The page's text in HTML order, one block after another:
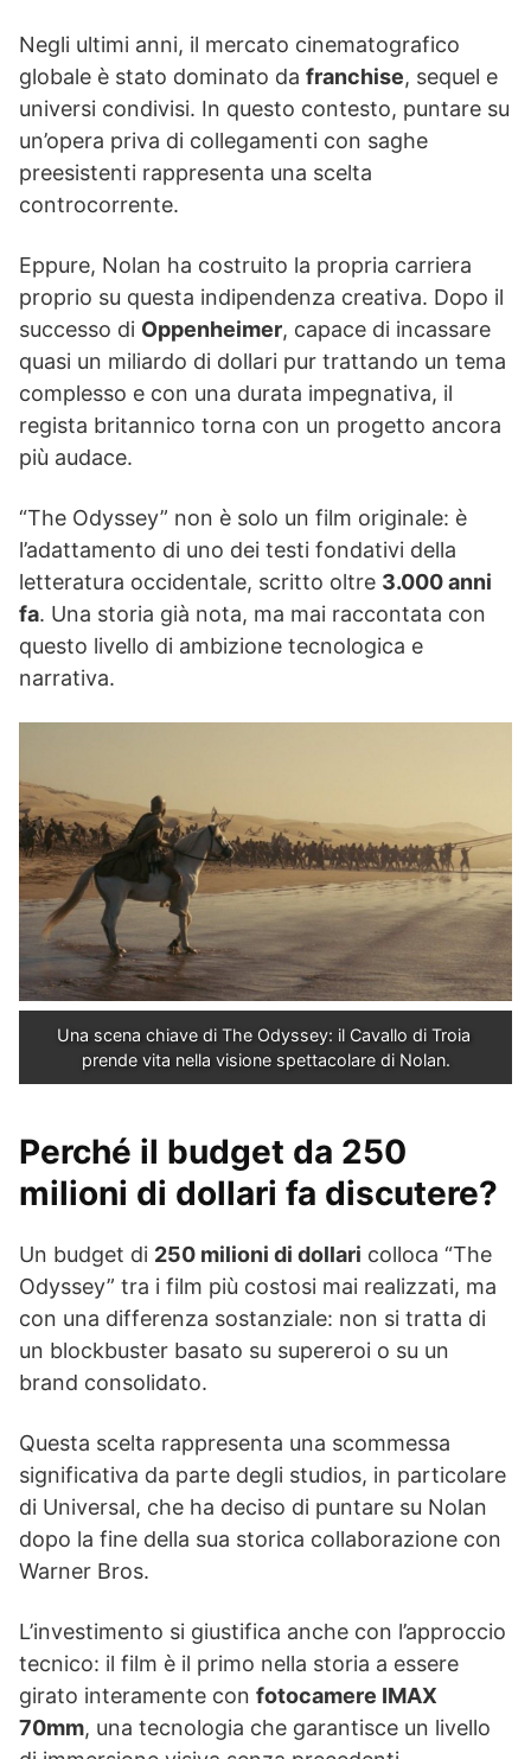
Negli ultimi anni, il mercato cinematografico
globale è stato dominato da franchise, sequel e
universi condivisi. In questo contesto, puntare su
un’opera priva di collegamenti con saghe
preesistenti rappresenta una scelta
controcorrente.
Eppure, Nolan ha costruito la propria carriera
proprio su questa indipendenza creativa. Dopo il
successo di Oppenheimer, capace di incassare
quasi un miliardo di dollari pur trattando un tema
complesso e con una durata impegnativa, il
regista britannico torna con un progetto ancora
più audace.
“The Odyssey” non è solo un film originale: è
l’adattamento di uno dei testi fondativi della
letteratura occidentale, scritto oltre 3.000 anni
fa. Una storia già nota, ma mai raccontata con
questo livello di ambizione tecnologica e
narrativa.
Una scena chiave di The Odyssey: il Cavallo di Troia
prende vita nella visione spettacolare di Nolan.
Perché il budget da 250
milioni di dollari fa discutere?
Un budget di 250 milioni di dollari colloca “The
Odyssey” tra i film più costosi mai realizzati, ma
con una differenza sostanziale: non si tratta di
un blockbuster basato su supereroi o su un
brand consolidato.
Questa scelta rappresenta una scommessa
significativa da parte degli studios, in particolare
di Universal, che ha deciso di puntare su Nolan
dopo la fine della sua storica collaborazione con
Warner Bros.
L’investimento si giustifica anche con l’approccio
tecnico: il film è il primo nella storia a essere
girato interamente con fotocamere IMAX
70mm, una tecnologia che garantisce un livello